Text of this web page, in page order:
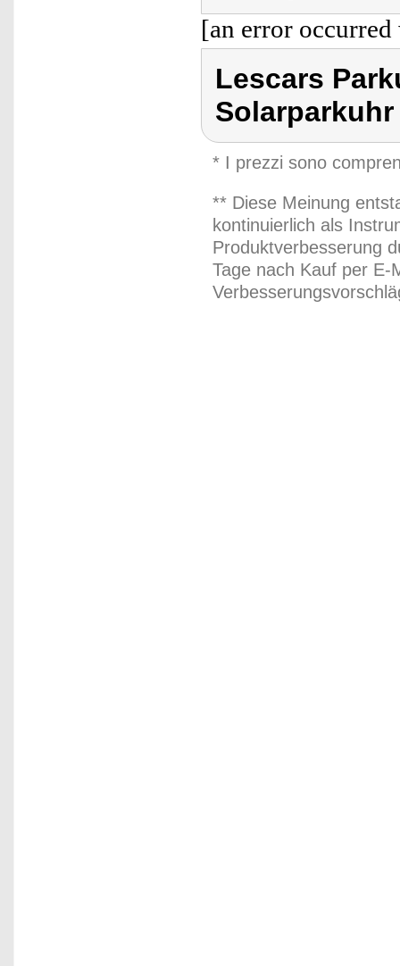
[an error
Lescars
Solarparkuhr
* I prezzi sono
** Diese Meinung
kontinuierlich als
Produktverbesserung
Tage nach Kauf per E-